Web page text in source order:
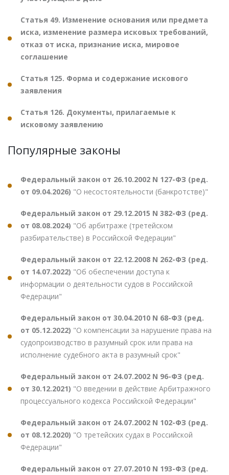
Статья 49. Изменение основания или предмета
иска, изменение размера исковых требований,
отказ от иска, признание иска, мировое
соглашение
Статья 125. Форма и содержание искового
заявления
Статья 126. Документы, прилагаемые к
исковому заявлению
Популярные законы
Федеральный закон от 26.10.2002 N 127-ФЗ (ред.
от 09.04.2026) "О несостоятельности (банкротстве)"
Федеральный закон от 29.12.2015 N 382-ФЗ (ред.
от 08.08.2024) "Об арбитраже (третейском
разбирательстве) в Российской Федерации"
Федеральный закон от 22.12.2008 N 262-ФЗ (ред.
от 14.07.2022) "Об обеспечении доступа к
информации о деятельности судов в Российской
Федерации"
Федеральный закон от 30.04.2010 N 68-ФЗ (ред.
от 05.12.2022) "О компенсации за нарушение права на
судопроизводство в разумный срок или права на
исполнение судебного акта в разумный срок"
Федеральный закон от 24.07.2002 N 96-ФЗ (ред.
от 30.12.2021) "О введении в действие Арбитражного
процессуального кодекса Российской Федерации"
Федеральный закон от 24.07.2002 N 102-ФЗ (ред.
от 08.12.2020) "О третейских судах в Российской
Федерации"
Федеральный закон от 27.07.2010 N 193-ФЗ (ред.